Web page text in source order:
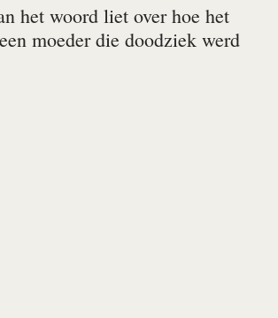
het woord liet over hoe het
moeder die doodziek werd